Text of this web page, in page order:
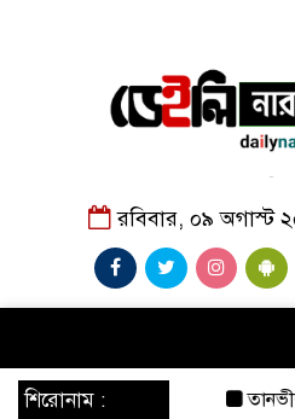
রবিবার, ০৯ অগাস্ট
শিরোনাম : তানভীর